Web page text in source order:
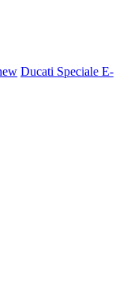
Ducati Speciale E-